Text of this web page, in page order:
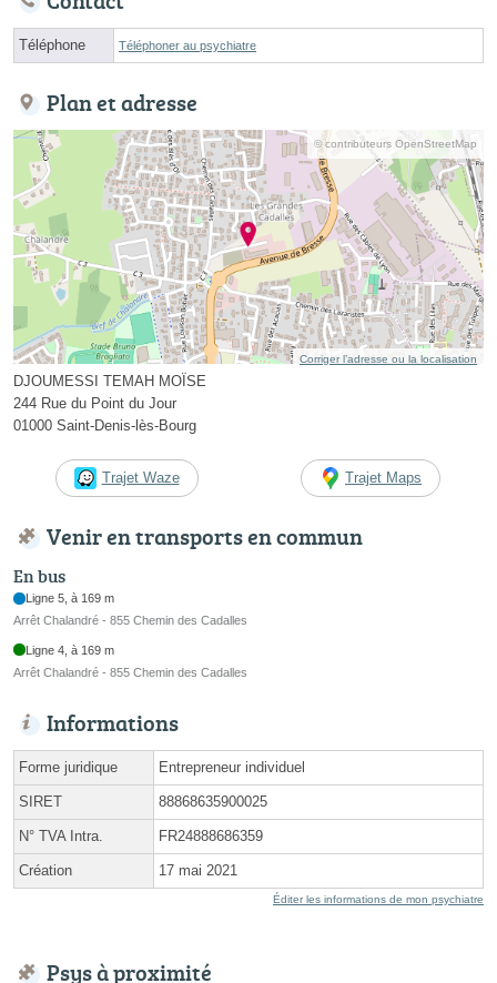
Téléphone Téléphoner au psychiatre
Plan et adresse
© contributeurs OpenStreetMap
Corriger l’adresse ou la localisation
DJOUMESSI TEMAH MOÏSE
244 Rue du Point du Jour
01000 Saint-Denis-lès-Bourg
Trajet Waze Trajet Maps
Venir en transports en commun
En bus
Ligne 5, à 169 m
Arrêt Chalandré - 855 Chemin des Cadalles
Ligne 4, à 169 m
Arrêt Chalandré - 855 Chemin des Cadalles
Informations
Forme juridique Entrepreneur individuel
SIRET 88868635900025
N° TVA Intra. FR24888686359
Création 17 mai 2021
Éditer les informations de mon psychiatre
Psys à proximité